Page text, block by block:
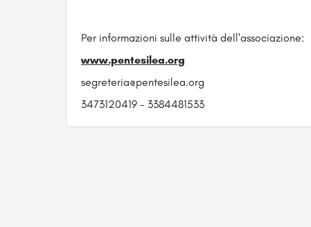
Per informazioni sulle attività dell'associazione:
www.pentesilea.org
segreteria@pentesilea.org
3473120419 - 3384481533